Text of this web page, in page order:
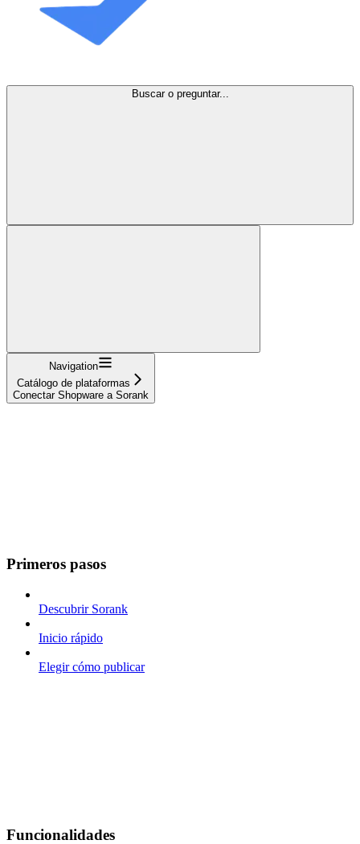
Buscar o preguntar...
Navigation
Catálogo de plataformas
Conectar Shopware a Sorank
Primeros pasos
Descubrir Sorank
Inicio rápido
Elegir cómo publicar
Funcionalidades